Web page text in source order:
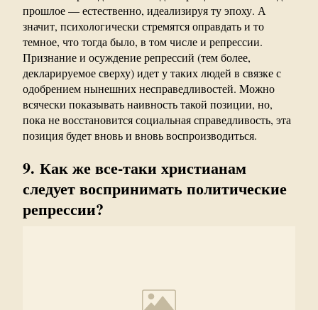
прошлое — естественно, идеализируя ту эпоху. А
значит, психологически стремятся оправдать и то
темное, что тогда было, в том числе и репрессии.
Признание и осуждение репрессий (тем более,
декларируемое сверху) идет у таких людей в связке с
одобрением нынешних несправедливостей. Можно
всячески показывать наивность такой позиции, но,
пока не восстановится социальная справедливость, эта
позиция будет вновь и вновь воспроизводиться.
9. Как же все-таки христианам
следует воспринимать политические
репрессии?